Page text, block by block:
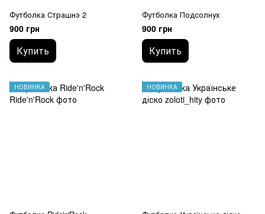
Футболка Страшнэ 2
900 грн
Купить
Футболка Подсолнух
900 грн
Купить
НОВИНКА НОВИНКА